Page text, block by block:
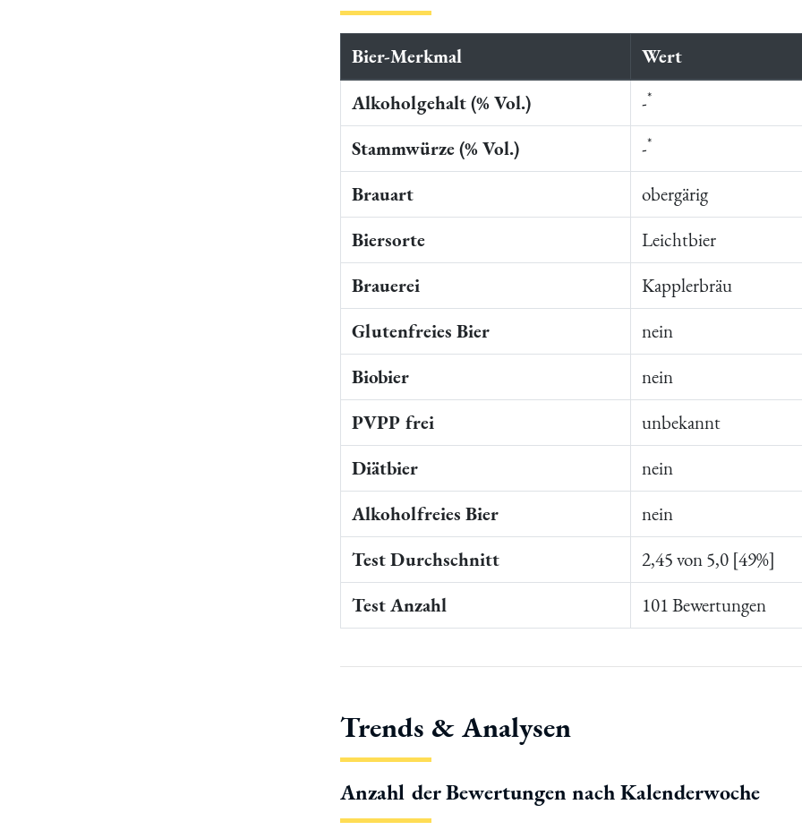
Bier-Merkmal
Wert
Alkoholgehalt (% Vol.)
-*
Stammwürze (% Vol.) -*
Brauart
obergärig
Biersorte
Leichtbier
Brauerei
Kapplerbräu
Glutenfreies Bier
nein
Biobier
nein
PVPP frei
unbekannt
Diätbier
nein
Alkoholfreies Bier
nein
Test Durchschnitt
2,45 von 5,0 [49%]
Test Anzahl
101 Bewertungen
Trends & Analysen
Anzahl der Bewertungen nach Kalenderwoche